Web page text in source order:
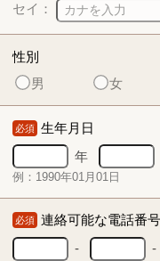
セイ：
性別
男
女
必須 生年月日
年
例：1990年01月01日
必須 連絡可能な電話番号
-
-